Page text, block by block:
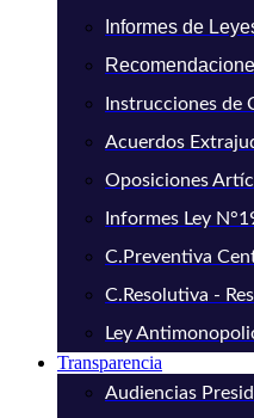
Informes de
Instrucciones de
Acuerdos
Oposiciones
Informes Ley
C.Preventiva
C.Resolutiva -
Ley
Transparencia
Audiencias